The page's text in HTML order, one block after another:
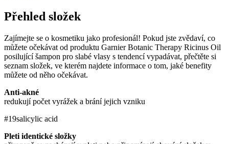
Přehled složek
Zajímejte se o kosmetiku jako profesionál! Pokud jste zvědaví, co
můžete očekávat od produktu Garnier Botanic Therapy Ricinus Oil
posilující šampon pro slabé vlasy s tendencí vypadávat, přečtěte si
seznam složek, ve kterém najdete informace o tom, jaké benefity
můžete od něho očekávat.
Anti-akné
redukují počet vyrážek a brání jejich vzniku
#19salicylic acid
Pleti identické složky